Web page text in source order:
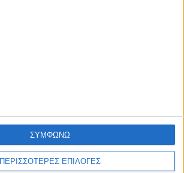
ΠΕΡΙΣΣΟΤΕΡΕΣ ΕΠΙΛΟΓΕΣ
ΣΥΜΦΩΝΩ